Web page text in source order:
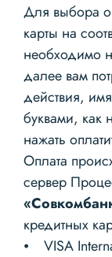
Для выбора
карты на
необходимо
далее вам
действия,
буквами, как
нажать
Оплата
сервер
кредитных
⦁ VISA